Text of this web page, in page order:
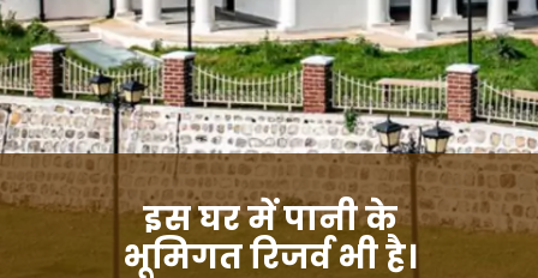
इस घर में पानी के
भूमिगत रिजर्व भी है।